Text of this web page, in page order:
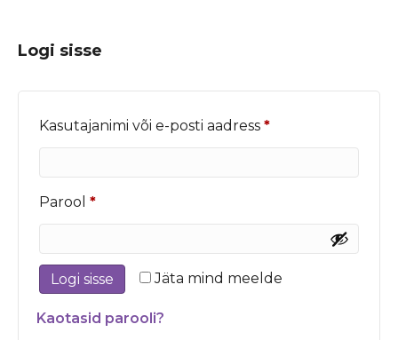
Logi sisse
Kasutajanimi või e-posti aadress *Nõutud
Parool *Nõutud
Jäta mind meelde
Logi sisse
Kaotasid parooli?